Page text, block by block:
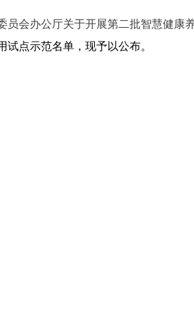
会办公厅关于开展第二批智慧健康
点示范名单，现予以公布。